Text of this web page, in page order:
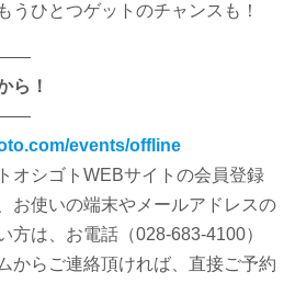
ひとつゲットのチャンスも！
ら！
events/offline
オシゴトWEBサイトの会員登録
お使いの端末やメールアドレスの
方は、お電話（028-683-4100）
からご連絡頂ければ、直接ご予約